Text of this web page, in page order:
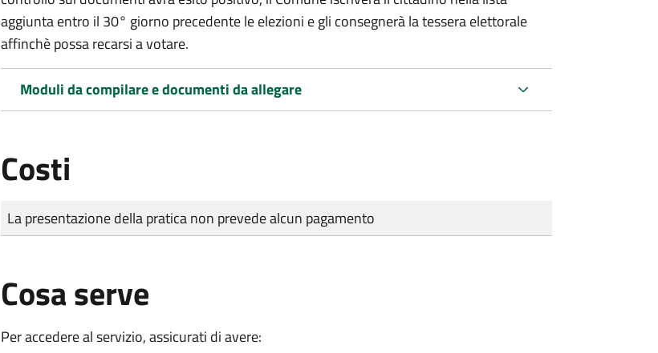
aggiunta entro il 30° giorno precedente le elezioni e gli consegnerà la tessera elettorale
affinchè possa recarsi a votare.
Moduli da compilare e documenti da allegare
Costi
Tipo di pagamento
Importo
La presentazione della pratica non prevede alcun pagamento
Cosa serve
Per accedere al servizio, assicurati di avere: